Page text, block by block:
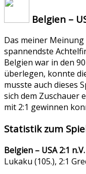
Belgien –
Das meiner
spannendste
Belgien war in den
überlegen, konnte
musste auch dieses
sich dem Zuschauer
mit 2:1 gewinnen
Statistik zum
Belgien – USA 2:1
Lukaku (105.), 2:1